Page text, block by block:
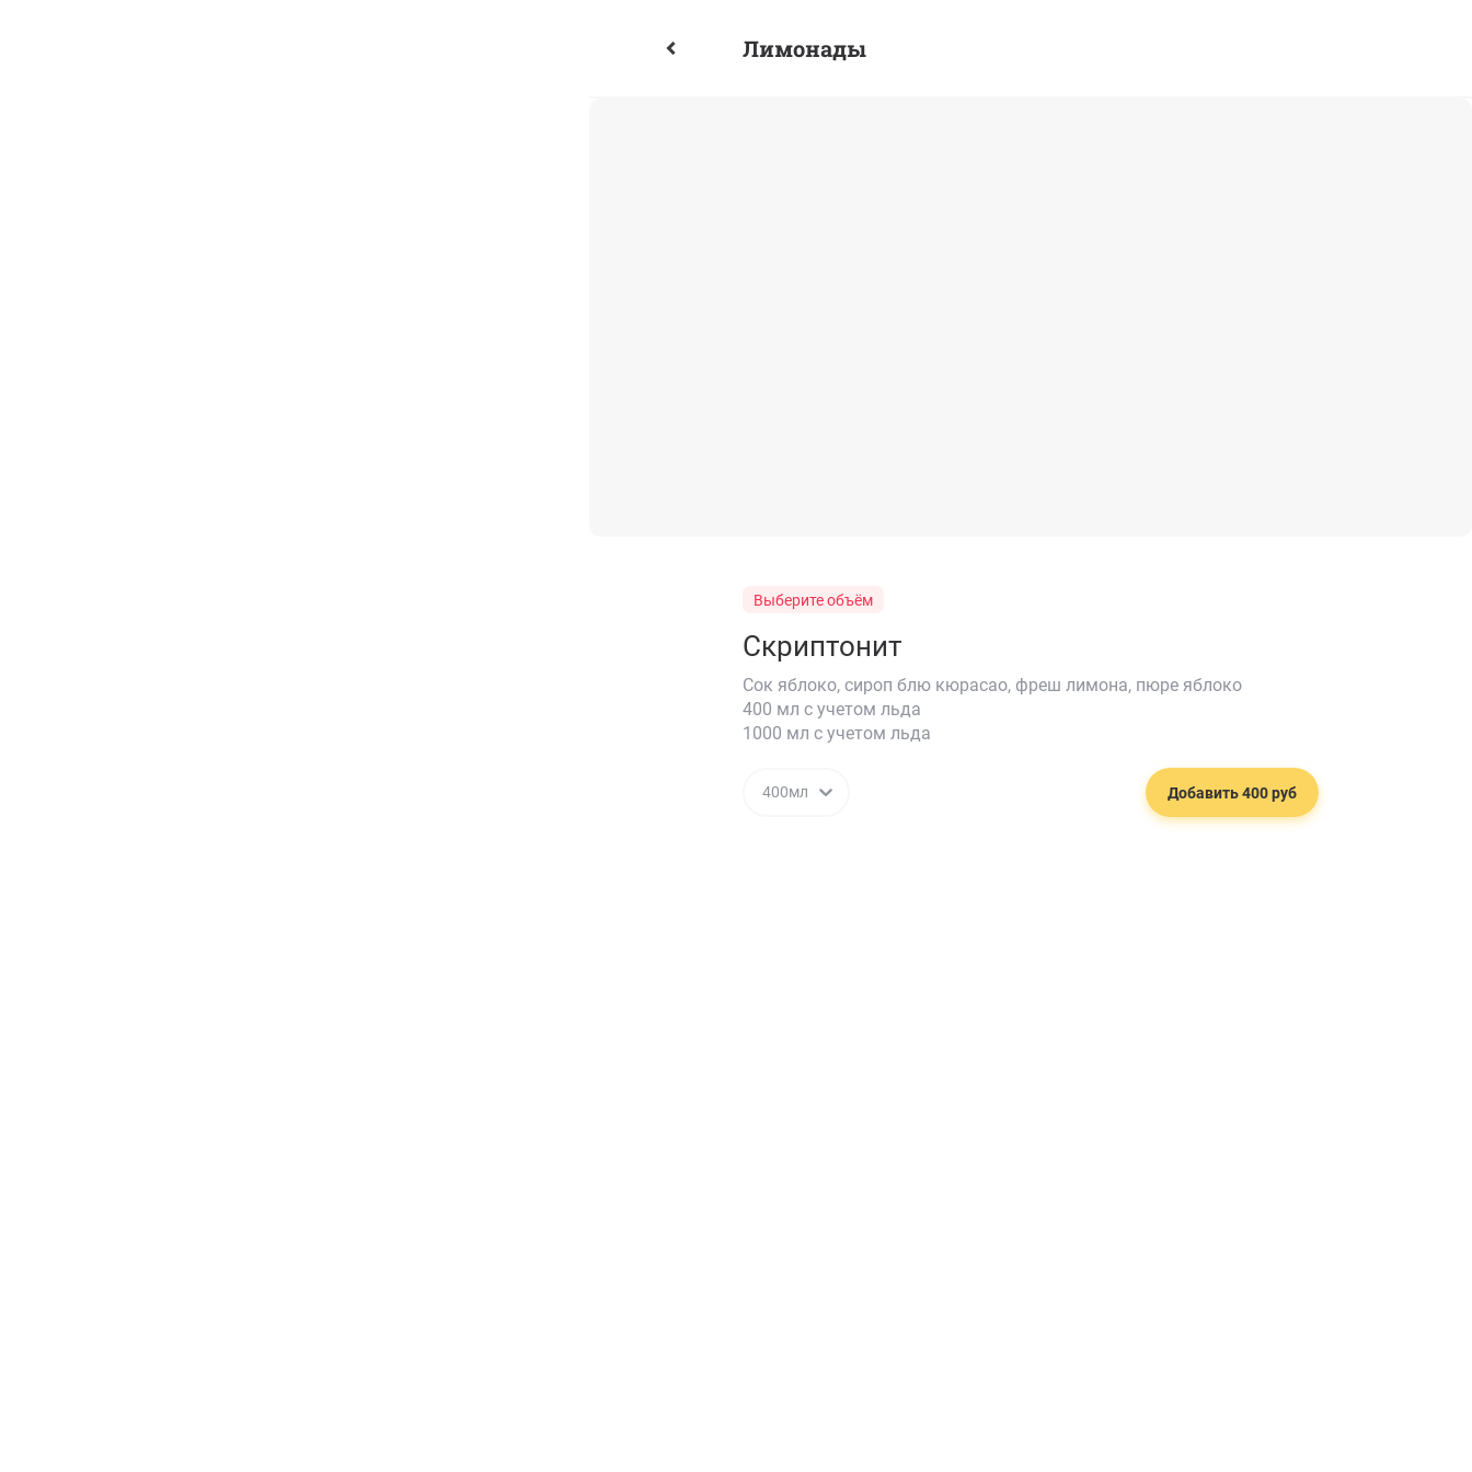
Лимонады
Выберите объём
Скриптонит
Сок яблоко, сироп блю кюрасао, фреш лимона, пюре яблоко
400 мл с учетом льда
1000 мл с учетом льда
400мл Добавить 400 руб